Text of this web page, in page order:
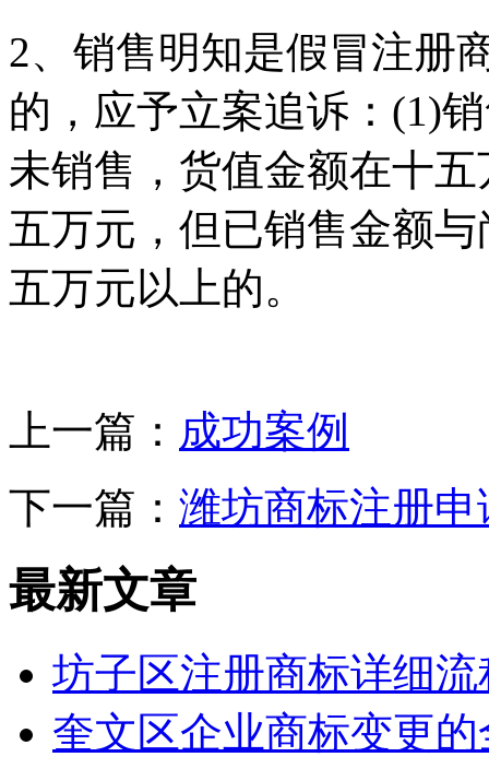
2、销售明知是假冒注册
的，应予立案追诉：(1)
未销售，货值金额在十
五万元，但已销售金额
五万元以上的。
上一篇： 成功案例
下一篇： 潍坊商标注册
最新文章
坊子区注册商标详细
奎文区企业商标变更